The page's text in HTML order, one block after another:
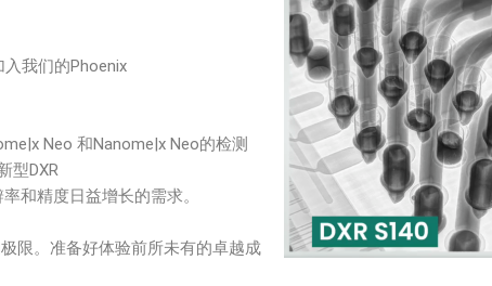
入我们的Phoenix
Neo 和Nanome|x Neo的检测
型DXR
和精度日益增长的需求。
限。准备好体验前所未有的卓越成